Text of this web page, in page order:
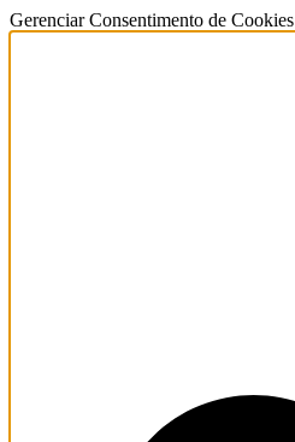
Gerenciar Consentimento de Cookies